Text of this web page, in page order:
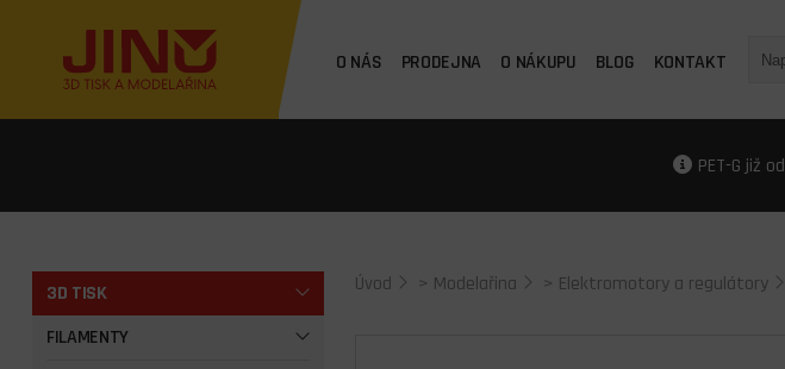
O NÁS PRODEJNA O NÁKUPU BLOG KONTAKT
PET-G již od
3D TISK
FILAMENTY
Úvod > Modelařina > Elektromotory a regulátory